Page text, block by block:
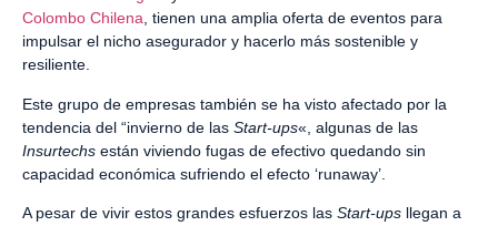
Colombo Chilena, tienen una amplia oferta de eventos para
impulsar el nicho asegurador y hacerlo más sostenible y
resiliente.
Este grupo de empresas también se ha visto afectado por la
tendencia del “invierno de las Start-ups«, algunas de las
Insurtechs están viviendo fugas de efectivo quedando sin
capacidad económica sufriendo el efecto ‘runaway’.
A pesar de vivir estos grandes esfuerzos las Start-ups llegan a